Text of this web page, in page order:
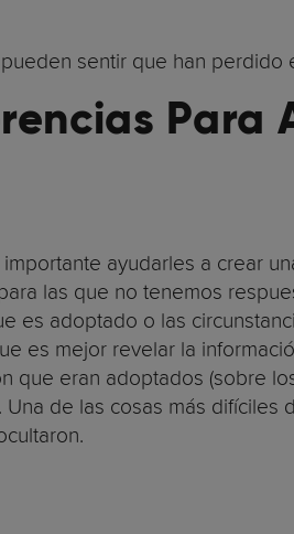
sentir que han perdido
Para
ayudarles a crear
las que no tenemos
adoptado o las
es mejor revelar la
eran adoptados (sobre
de las cosas más